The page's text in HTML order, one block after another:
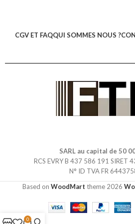
CGV ET FAQQUI SOMMES NOUS ?
SARL au capital de 50
RCS EVRY B 437 586 191 SIRET
N° ID TVA FR
Based on WoodMart theme2026
0